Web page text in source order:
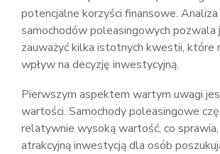
potencjalne korzyści finansowe. Analiza
samochodów poleasingowych pozwala
zauważyć kilka istotnych kwestii, które
wpływ na decyzję inwestycyjną.
Pierwszym aspektem wartym uwagi
wartości. Samochody poleasingowe
relatywnie wysoką wartość, co
atrakcyjną inwestycją dla osób